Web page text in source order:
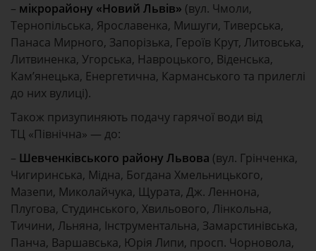
– мікрорайону «Новий Львів» (вул. Чмоли,
Тернопільська, Ярославенка, Мишуги, Тиверська,
Панаса Мирного, Запорізька, Героїв Крут, Литовська,
Литвиненка, Угорська, Навроцького, Віденська,
Кам’янецька, Енергетична, Карманського та прилеглі
до них вулиці).
Також призупиняють подачу гарячої води від
ТЦ «Північна» — до:
– Шевченківського району Львова (вул. Грінченка,
Чигиринська, Мідна, Богдана Хмельницького,
Мазепи, Миколайчука, Щурата, Дж. Леннона,
Плугова, Студинського, Хвильового, Лінкольна,
Тичини, Льняна, Інструментальна, Замарстинівська,
Панча, Варшавська, Юрія Липи, просп. Чорновола,